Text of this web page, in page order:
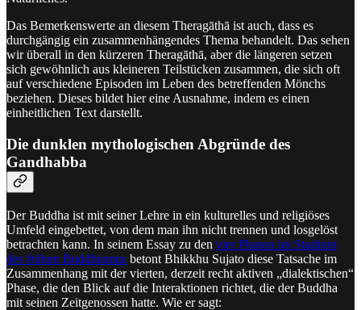
Das Bemerkenswerte an diesem Theragāthā ist auch, dass es
durchgängig ein zusammenhängendes Thema behandelt. Das sehen
wir überall in den kürzeren Theragāthā, aber die längeren setzen
sich gewöhnlich aus kleineren Teilstücken zusammen, die sich oft
auf verschiedene Episoden im Leben des betreffenden Mönchs
beziehen. Dieses bildet hier eine Ausnahme, indem es einen
einheitlichen Text darstellt.
Die dunklen mythologischen Abgründe des
Gandhabba
Der Buddha ist mit seiner Lehre in ein kulturelles und religiöses
Umfeld eingebettet, von dem man ihn nicht trennen und losgelöst
betrachten kann. In seinem Essay zu den vier Phasen im Studium
des frühen Buddhismus betont Bhikkhu Sujato diese Tatsache im
Zusammenhang mit der vierten, derzeit recht aktiven „dialektischen“
Phase, die den Blick auf die Interaktionen richtet, die der Buddha
mit seinen Zeitgenossen hatte. Wie er sagt: